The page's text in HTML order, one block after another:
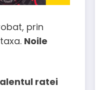
prin
Noile
ratei